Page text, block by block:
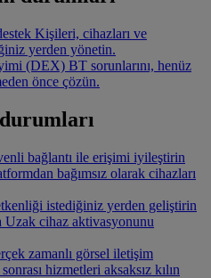
Kişileri, cihazları ve
yerden yönetin.
(DEX) BT sorunlarını, henüz
önce çözün.
bağlantı ile erişimi iyileştirin
bağımsız olarak cihazları
istediğiniz yerden geliştirin
Uzak cihaz aktivasyonunu
zamanlı görsel iletişim
sonrası hizmetleri aksaksız kılın